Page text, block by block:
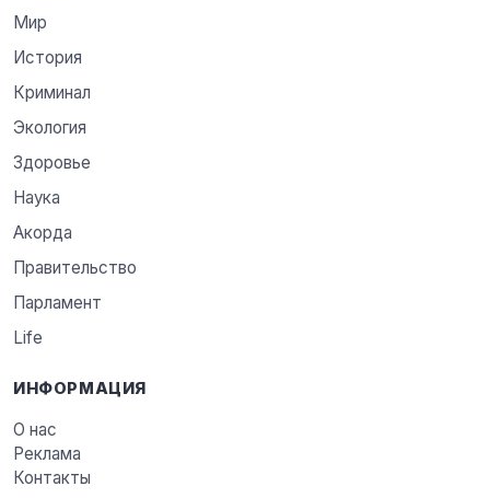
Мир
История
Криминал
Экология
Здоровье
Наука
Акорда
Правительство
Парламент
Life
ИНФОРМАЦИЯ
О нас
Реклама
Контакты